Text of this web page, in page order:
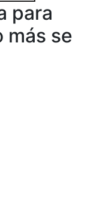
para
más se